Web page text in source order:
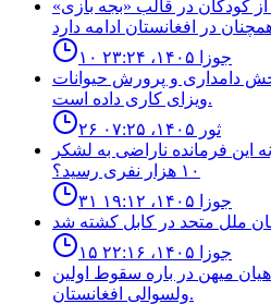
كودكان در قالب «بجه بازى»
۱۰ جوزا ۱۴۰۵، ۲۳:۲۴
در بخش دامداری و پرورش حیوانات
ویزای کاری داده است.
۲۶ ثور ۱۴۰۵، ۰۷:۲۵
فرمانده ناراضى به لشكر
١٠ هزار نفرى رسيد؟
۳۱ جوزا ۱۴۰۵، ۱۹:۱۲
۱۵ جوزا ۱۴۰۵، ۲۲:۱۶
ميهن در باره سقوط اولين
ولسوالى افغانستان.